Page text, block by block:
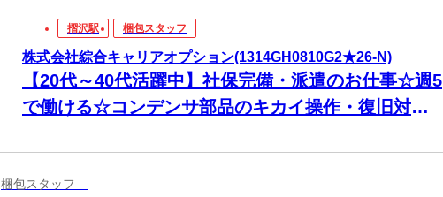
摺沢駅 梱包スタッフ
株式会社綜合キャリアオプション(1314GH0810G2★26-N)
【20代～40代活躍中】社保完備・派遣のお仕事☆週5
で働ける☆コンデンサ部品のキカイ操作・復旧対応/
梱包スタッフ